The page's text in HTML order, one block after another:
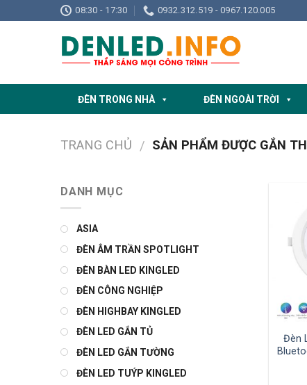
to
08:30 - 17:30 0932.312.519 - 0967.120.005
ĐÈN TRONG NHÀ ĐÈN NGOÀI TRỜI
TRANG CHỦ / SẢN PHẨM ĐƯỢC GẮN
DANH MỤC
ASIA
ĐÈN ÂM TRẦN SPOTLIGHT
ĐÈN BÀN LED KINGLED
ĐÈN CÔNG NGHIỆP
ĐÈN HIGHBAY KINGLED
ĐÈN LED GẮN TỦ
ĐÈN LED GẮN TƯỜNG
ĐÈN LED TUÝP KINGLED
Đèn